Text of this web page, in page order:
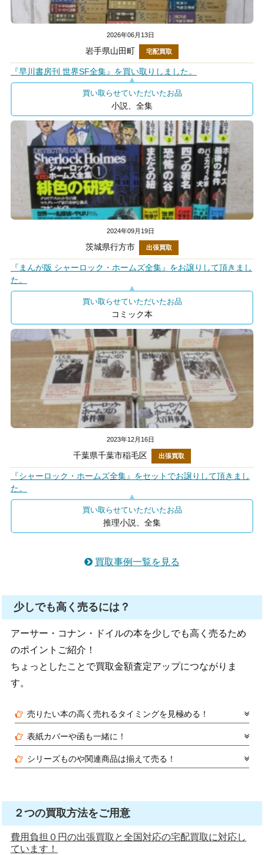
2026年06月13日
岩手県山田町 宅配買取
『早川書房刊 世界SF全集』を買い取りしました。
買い取らせていただいたお品
小説、全集
2024年09月19日
茨城県行方市 出張買取
『まんが版 シャーロック・ホームズ全集』をお譲りして頂きまし
た。
買い取らせていただいたお品
コミック本
2023年12月16日
千葉県千葉市稲毛区 出張買取
『シャーロック・ホームズ全集』をセットでお譲りして頂きまし
た。
買い取らせていただいたお品
推理小説、全集
買取事例一覧を見る
少しでも高く売るには？
アーサー・コナン・ドイルの本を少しでも高く売るため
のポイントご紹介！
ちょっとしたことで買取金額査定アップにつながりま
す。
売りたい本の高く売れるタイミングを見極める！
表紙カバーや函も一緒に！
シリーズものや関連商品は揃えて売る！
２つの買取方法をご用意
費用負担０円の出張買取と全国対応の宅配買取に対応し
ています！